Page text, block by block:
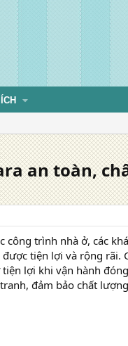
an toàn,
công trình nhà ở, các
được tiện lợi và rộng rãi.
lợi khi vận hành
đảm bảo chất